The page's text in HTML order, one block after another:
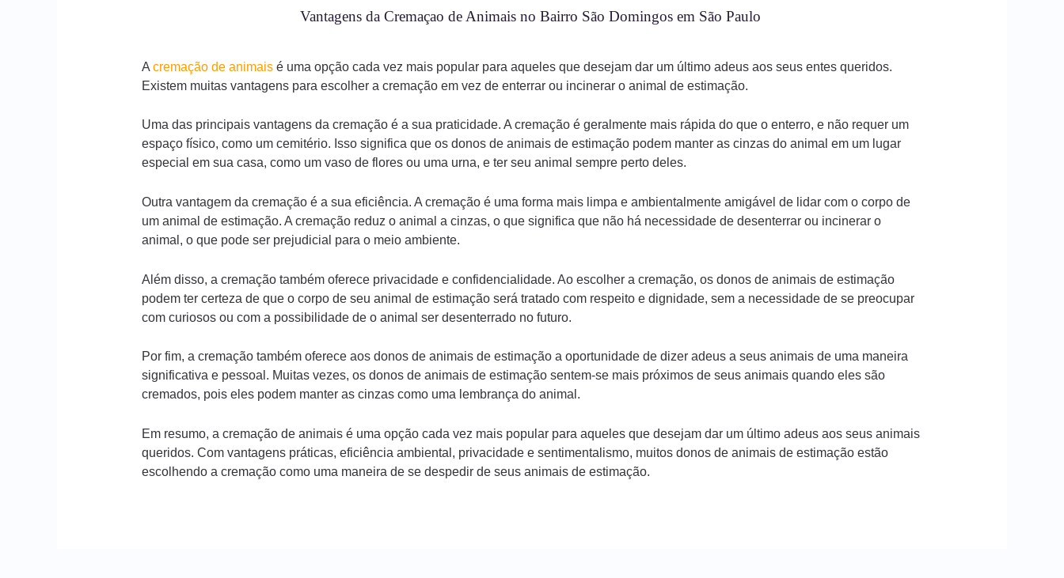
Vantagens da Cremaçao de Animais no Bairro São Domingos em São Paulo
A cremação de animaisé uma opção cada vez mais popular para aqueles que desejam dar um último adeus aos seus entes queridos.
Existem muitas vantagens para escolher a cremação em vez de enterrar ou incinerar o animal de estimação.
Uma das principais vantagens da cremação é a sua praticidade. A cremação é geralmente mais rápida do que o enterro, e não requer um
espaço físico, como um cemitério. Isso significa que os donos de animais de estimação podem manter as cinzas do animal em um lugar
especial em sua casa, como um vaso de flores ou uma urna, e ter seu animal sempre perto deles.
Outra vantagem da cremação é a sua eficiência. A cremação é uma forma mais limpa e ambientalmente amigável de lidar com o corpo de
um animal de estimação. A cremação reduz o animal a cinzas, o que significa que não há necessidade de desenterrar ou incinerar o
animal, o que pode ser prejudicial para o meio ambiente.
Além disso, a cremação também oferece privacidade e confidencialidade. Ao escolher a cremação, os donos de animais de estimação
podem ter certeza de que o corpo de seu animal de estimação será tratado com respeito e dignidade, sem a necessidade de se preocupar
com curiosos ou com a possibilidade de o animal ser desenterrado no futuro.
Por fim, a cremação também oferece aos donos de animais de estimação a oportunidade de dizer adeus a seus animais de uma maneira
significativa e pessoal. Muitas vezes, os donos de animais de estimação sentem-se mais próximos de seus animais quando eles são
cremados, pois eles podem manter as cinzas como uma lembrança do animal.
Em resumo, a cremação de animais é uma opção cada vez mais popular para aqueles que desejam dar um último adeus aos seus animais
queridos. Com vantagens práticas, eficiência ambiental, privacidade e sentimentalismo, muitos donos de animais de estimação estão
escolhendo a cremação como uma maneira de se despedir de seus animais de estimação.